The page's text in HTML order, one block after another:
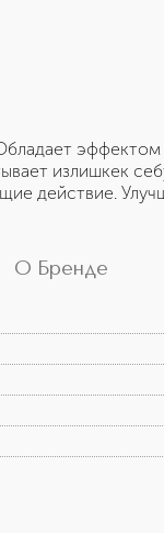
излишкек
действие.
О Бренде